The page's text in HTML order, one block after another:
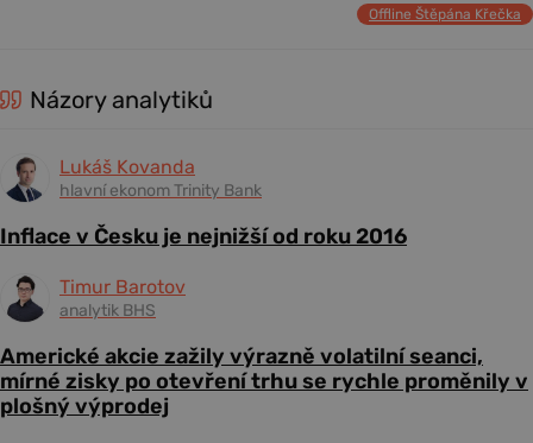
Offline Štěpána Křečka
Názory analytiků
Lukáš Kovanda
hlavní ekonom Trinity Bank
Inflace v Česku je nejnižší od roku 2016
Timur Barotov
analytik BHS
Americké akcie zažily výrazně volatilní seanci,
mírné zisky po otevření trhu se rychle proměnily v
plošný výprodej